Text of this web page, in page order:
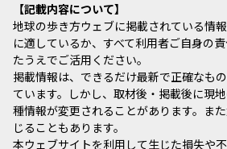
記載内容について
地球の歩き方ウェブに掲載されている情
に適しているか、すべて利用者ご自身の
たうえでご活用ください。
掲載情報は、できるだけ最新で正確なも
ています。しかし、取材後・掲載後に現
種情報が変更されることがあります。ま
じることもあります。
本ウェブサイトを利用して生じた損失や